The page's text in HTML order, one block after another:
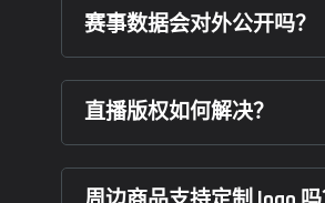
赛事数据会对外公开吗？
直播版权如何解决？